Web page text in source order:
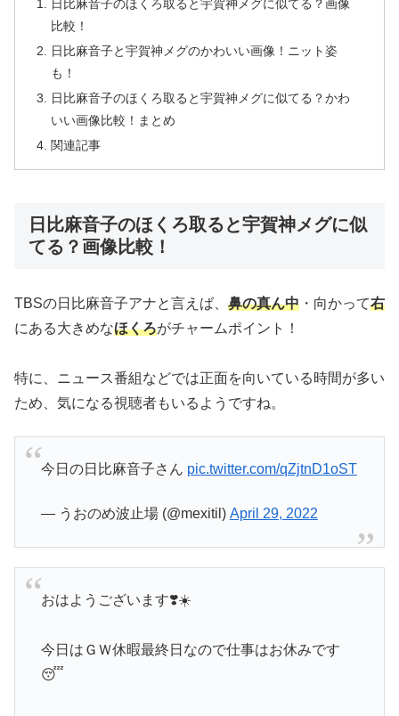
日比麻音子のほくろ取ると宇賀神メグに似てる？画像
比較！
日比麻音子と宇賀神メグのかわいい画像！ニット姿
も！
日比麻音子のほくろ取ると宇賀神メグに似てる？かわ
いい画像比較！まとめ
関連記事
日比麻音子のほくろ取ると宇賀神メグに似
てる？画像比較！
TBSの日比麻音子アナと言えば、 鼻の真ん中 ・向かって右
にある大きめなほくろがチャームポイント！
特に、ニュース番組などでは正面を向いている時間が多い
ため、気になる視聴者もいるようですね。
今日の日比麻音子さん pic.twitter.com/qZjtnD1oST
— うおのめ波止場 (@mexitil) April 29, 2022
おはようございます❣️☀️
今日はＧＷ休暇最終日なので仕事はお休みです
😴